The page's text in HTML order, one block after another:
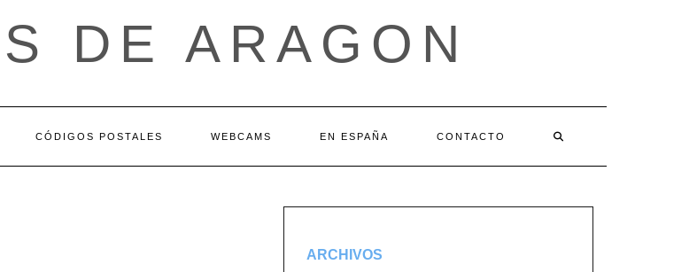
DE ARAGON
CÓDIGOS POSTALES WEBCAMS EN ESPAÑA CONTACTO
ARCHIVOS